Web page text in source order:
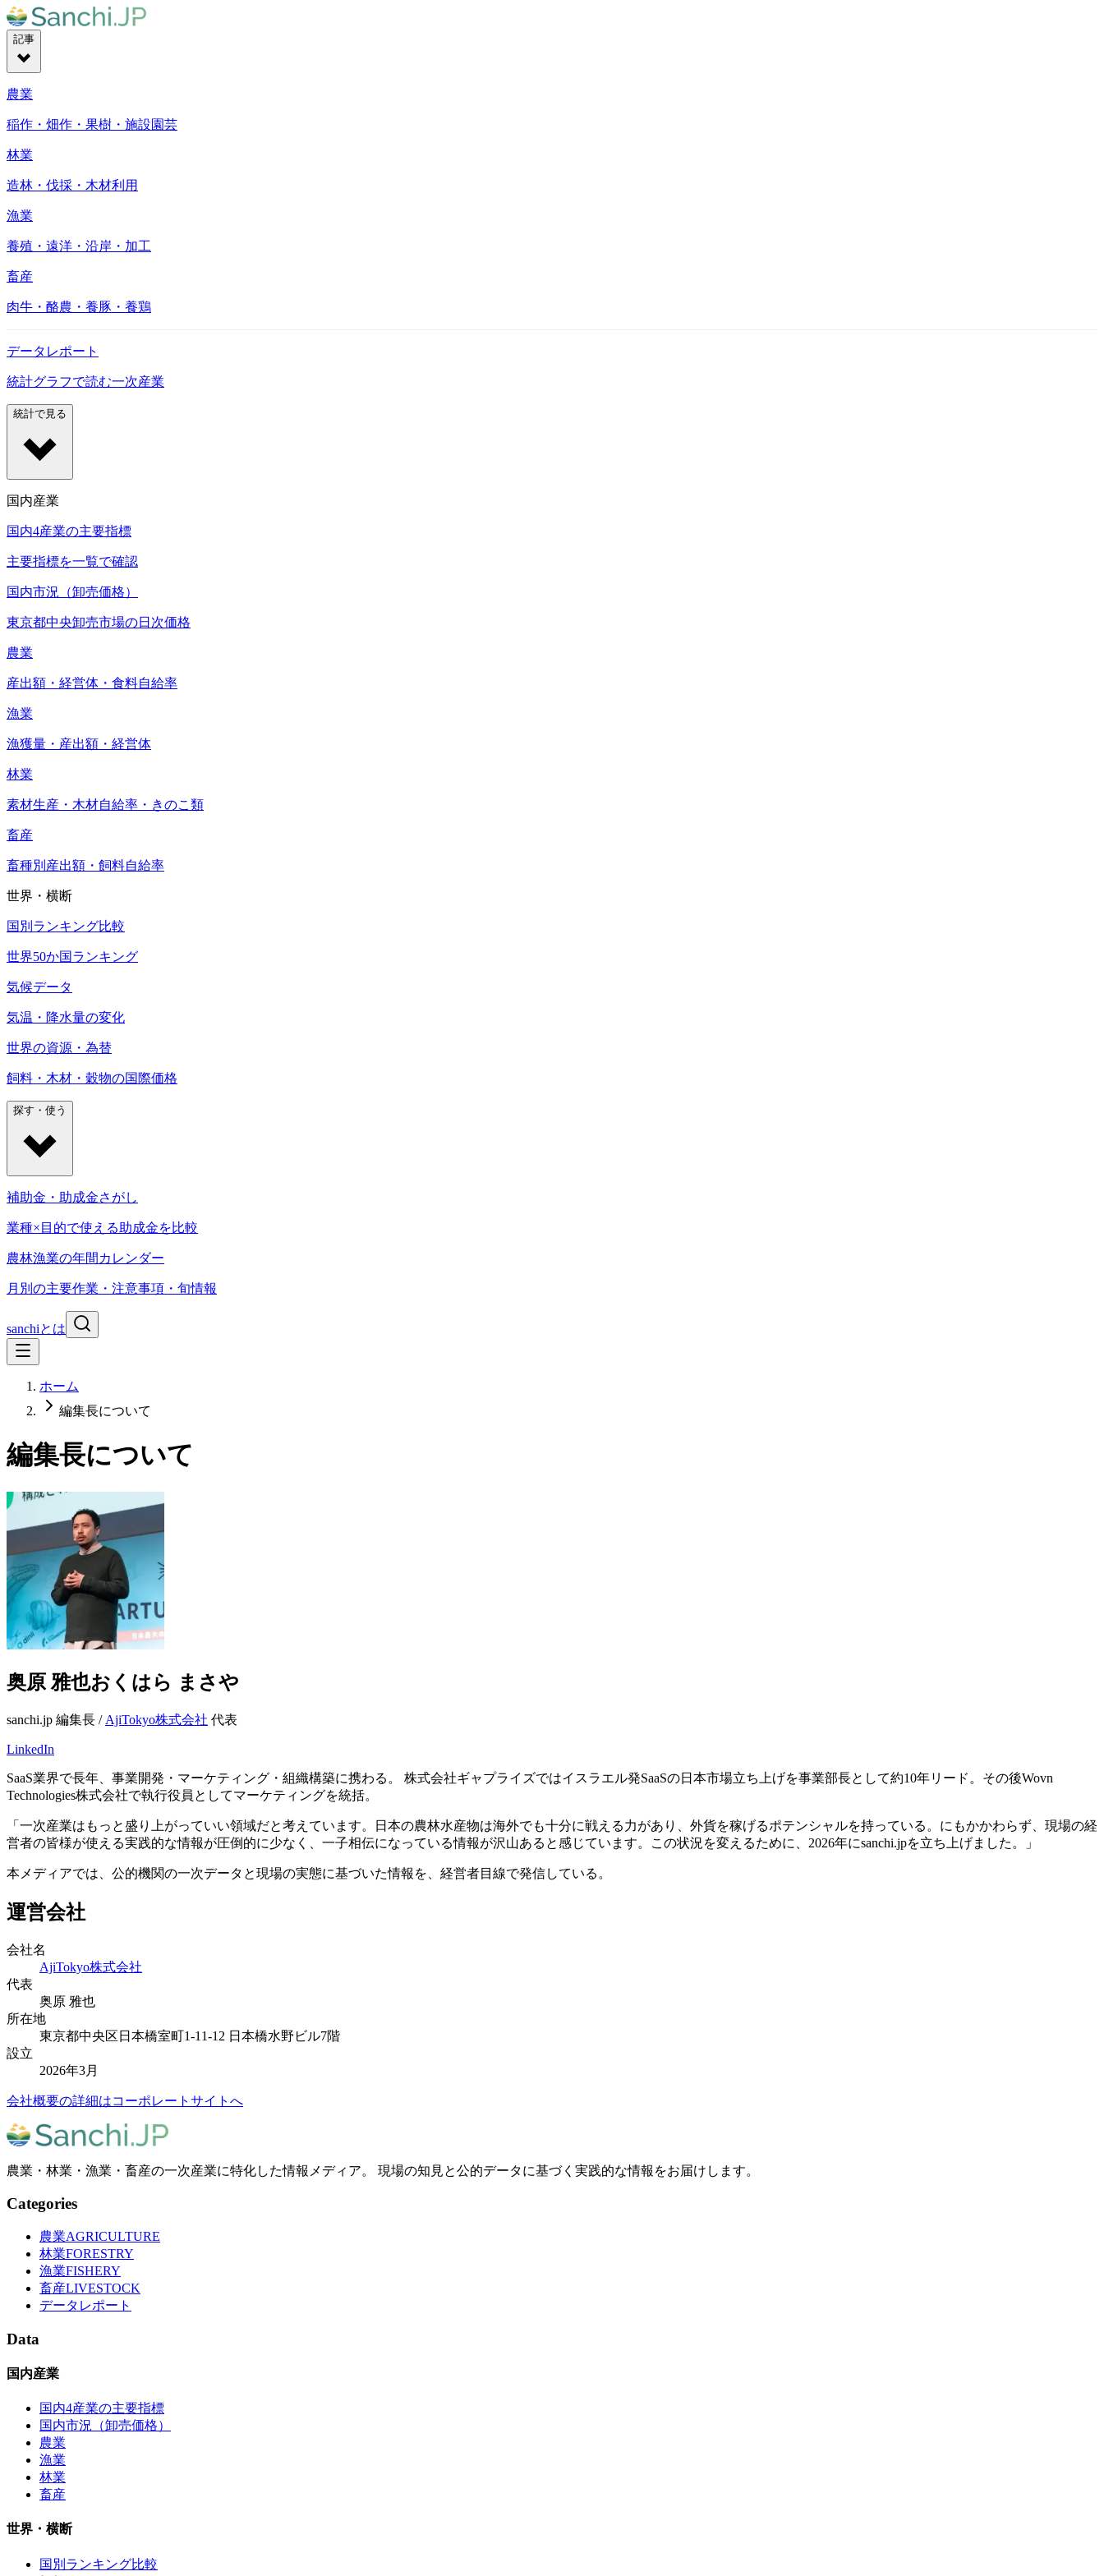
記事
農業
稲作・畑作・果樹・施設園芸
林業
造林・伐採・木材利用
漁業
養殖・遠洋・沿岸・加工
畜産
肉牛・酪農・養豚・養鶏
データレポート
統計グラフで読む一次産業
統計で見る
国内産業
国内4産業の主要指標
主要指標を一覧で確認
国内市況（卸売価格）
東京都中央卸売市場の日次価格
農業
産出額・経営体・食料自給率
漁業
漁獲量・産出額・経営体
林業
素材生産・木材自給率・きのこ類
畜産
畜種別産出額・飼料自給率
世界・横断
国別ランキング比較
世界50か国ランキング
気候データ
気温・降水量の変化
世界の資源・為替
飼料・木材・穀物の国際価格
探す・使う
補助金・助成金さがし
業種×目的で使える助成金を比較
農林漁業の年間カレンダー
月別の主要作業・注意事項・旬情報
sanchiとは
ホーム
編集長について
編集長について
奥原 雅也おくはら まさや
sanchi.jp 編集長 / AjiTokyo株式会社 代表
LinkedIn
SaaS業界で長年、事業開発・マーケティング・組織構築に携わる。 株式会社ギャプライズではイスラエル発SaaSの日本市場立ち上げを事業部長として約10年リード。その後Wovn
Technologies株式会社で執行役員としてマーケティングを統括。
「一次産業はもっと盛り上がっていい領域だと考えています。日本の農林水産物は海外でも十分に戦える力があり、外貨を稼げるポテンシャルを持っている。にもかかわらず、現場の経
営者の皆様が使える実践的な情報が圧倒的に少なく、一子相伝になっている情報が沢山あると感じています。この状況を変えるために、2026年にsanchi.jpを立ち上げました。」
本メディアでは、公的機関の一次データと現場の実態に基づいた情報を、経営者目線で発信している。
運営会社
会社名
AjiTokyo株式会社
代表
奥原 雅也
所在地
東京都中央区日本橋室町1-11-12 日本橋水野ビル7階
設立
2026年3月
会社概要の詳細はコーポレートサイトへ
農業・林業・漁業・畜産の一次産業に特化した情報メディア。 現場の知見と公的データに基づく実践的な情報をお届けします。
Categories
農業AGRICULTURE
林業FORESTRY
漁業FISHERY
畜産LIVESTOCK
データレポート
Data
国内産業
国内4産業の主要指標
国内市況（卸売価格）
農業
漁業
林業
畜産
世界・横断
国別ランキング比較